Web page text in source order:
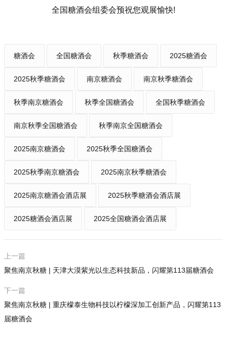
全国糖酒会组委会预祝您观展愉快!
糖酒会 全国糖酒会 秋季糖酒会 2025糖酒会
2025秋季糖酒会 南京糖酒会 南京秋季糖酒会
秋季南京糖酒会 秋季全国糖酒会 全国秋季糖酒会
南京秋季全国糖酒会 秋季南京全国糖酒会
2025南京糖酒会 2025秋季全国糖酒会
2025秋季南京糖酒会 2025南京秋季糖酒会
2025南京糖酒会酒店展 2025秋季糖酒会酒店展
2025糖酒会酒店展 2025全国糖酒会酒店展
上一篇
聚焦南京秋糖 | 天津大漠紫光以生态科技新品，闪耀第113届糖酒会
下一篇
聚焦南京秋糖 | 重庆檬泰生物科技以柠檬深加工创新产品，闪耀第113
届糖酒会